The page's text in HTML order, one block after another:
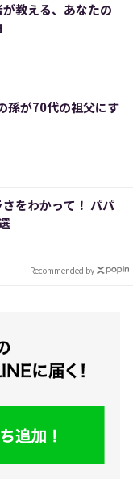
が教える、あなたの
孫が70代の祖父にす
をわかって！ パパ
Recommended by